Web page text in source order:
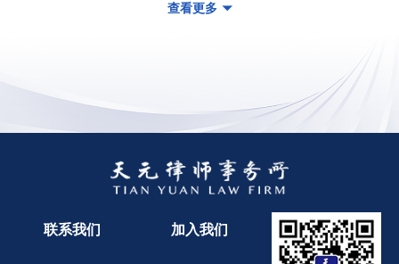
查看更多
联系我们 加入我们